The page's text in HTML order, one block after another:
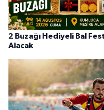
2 Buzağı Hediyeli Bal
Alacak